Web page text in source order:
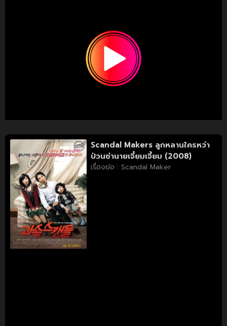
Scandal Makers ลูกหลานใครหว่า
ป่วนซ่านายเจี๋ยมเจี้ยม (2008)
เรื่องย่อ : Scandal Maker